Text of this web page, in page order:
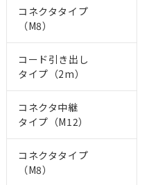
コネクタタイプ
（M8）
コード引き出し
タイプ（2m）
コネクタ中継
タイプ（M12）
コネクタタイプ
（M8）